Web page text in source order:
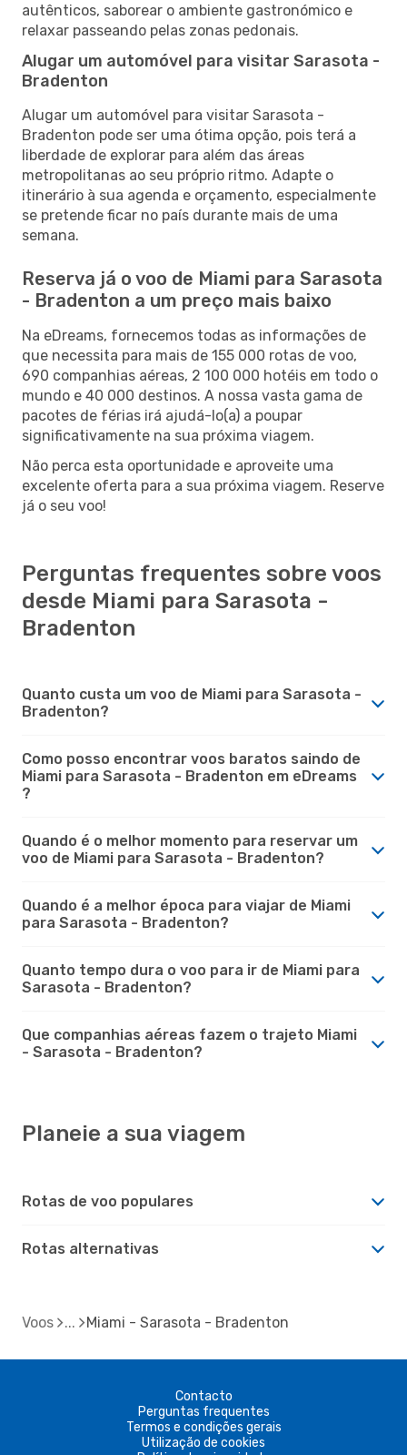
autênticos, saborear o ambiente gastronómico e
relaxar passeando pelas zonas pedonais.
Alugar um automóvel para visitar Sarasota -
Bradenton
Alugar um automóvel para visitar Sarasota -
Bradenton pode ser uma ótima opção, pois terá a
liberdade de explorar para além das áreas
metropolitanas ao seu próprio ritmo. Adapte o
itinerário à sua agenda e orçamento, especialmente
se pretende ficar no país durante mais de uma
semana.
Reserva já o voo de Miami para Sarasota
- Bradenton a um preço mais baixo
Na eDreams, fornecemos todas as informações de
que necessita para mais de 155 000 rotas de voo,
690 companhias aéreas, 2 100 000 hotéis em todo o
mundo e 40 000 destinos. A nossa vasta gama de
pacotes de férias irá ajudá-lo(a) a poupar
significativamente na sua próxima viagem.
Não perca esta oportunidade e aproveite uma
excelente oferta para a sua próxima viagem. Reserve
já o seu voo!
Perguntas frequentes sobre voos
desde Miami para Sarasota -
Bradenton
Quanto custa um voo de Miami para Sarasota -
Bradenton?
Como posso encontrar voos baratos saindo de
Miami para Sarasota - Bradenton em eDreams
?
Quando é o melhor momento para reservar um
voo de Miami para Sarasota - Bradenton?
Quando é a melhor época para viajar de Miami
para Sarasota - Bradenton?
Quanto tempo dura o voo para ir de Miami para
Sarasota - Bradenton?
Que companhias aéreas fazem o trajeto Miami
- Sarasota - Bradenton?
Planeie a sua viagem
Rotas de voo populares
Rotas alternativas
Voos Miami - Sarasota - Bradenton
Contacto
Perguntas frequentes
Termos e condições gerais
Utilização de cookies